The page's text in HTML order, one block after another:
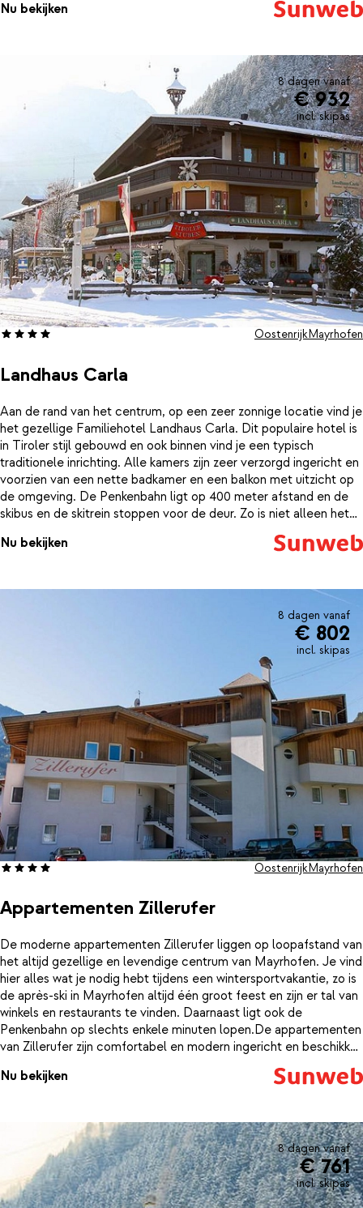
Nu bekijken
8 dagen vanaf
€ 932
incl. skipas
Landhaus Carla
OostenrijkMayrhofen
Aan de rand van het centrum, op een zeer zonnige locatie vind je
het gezellige Familiehotel Landhaus Carla. Dit populaire hotel is
in Tiroler stijl gebouwd en ook binnen vind je een typisch
traditionele inrichting. Alle kamers zijn zeer verzorgd ingericht en
voorzien van een nette badkamer en een balkon met uitzicht op
de omgeving. De Penkenbahn ligt op 400 meter afstand en de
skibus en de skitrein stoppen voor de deur. Zo is niet alleen het
andere gebieden van het Zillertal. Kom na een lekkere dag op de
Nu bekijken
8 dagen vanaf
€ 802
incl. skipas
Appartementen Zillerufer
OostenrijkMayrhofen
De moderne appartementen Zillerufer liggen op loopafstand van
het altijd gezellige en levendige centrum van Mayrhofen. Je vind
hier alles wat je nodig hebt tijdens een wintersportvakantie, zo is
de après-ski in Mayrhofen altijd één groot feest en zijn er tal van
winkels en restaurants te vinden. Daarnaast ligt ook de
Penkenbahn op slechts enkele minuten lopen.De appartementen
van Zillerufer zijn comfortabel en modern ingericht en beschikken
over een woonkamer/keuken, slaapkamer en badkamer en een
balkon met prachtig uitzicht op de omgeving.Na het skiën, kun je
bereiden in je eigen appartement, maar je kunt natuurlijk ook een
van de vele restaurants in het centrum uitproberen of een pizza
afhalen.
Nu bekijken
8 dagen vanaf
€ 761
incl. skipas